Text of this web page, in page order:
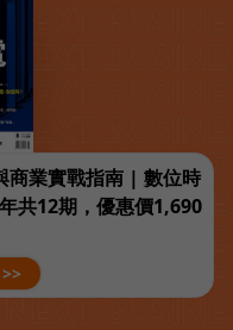
商業實戰指南 | 數位時
共12期，優惠價1,690